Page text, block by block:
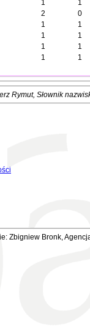
1
1
2
0
1
1
1
1
1
1
1
1
Rymut, Słownik
Zbigniew Bronk,